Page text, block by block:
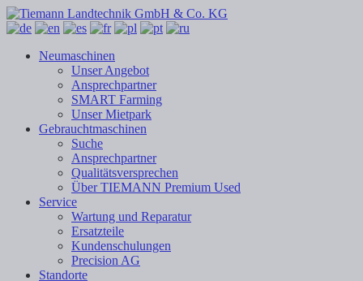
Neumaschinen
Unser Angebot
Ansprechpartner
SMART Farming
Unser Mietpark
Gebrauchtmaschinen
Suche
Ansprechpartner
Qualitätsversprechen
Über TIEMANN Premium Used
Service
Wartung und Reparatur
Ersatzteile
Kundenschulungen
Precision AG
Standorte